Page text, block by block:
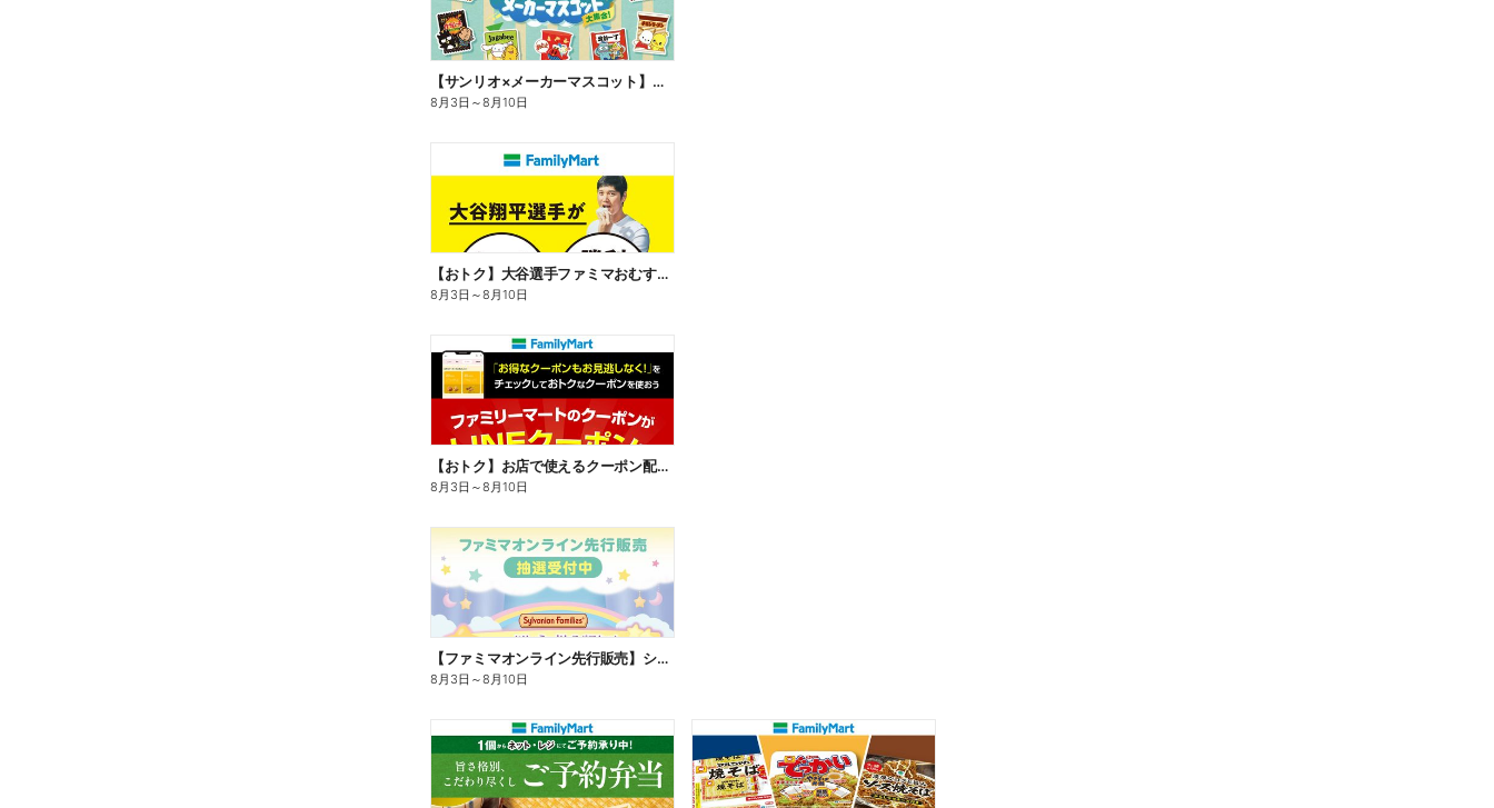
【サンリオ×メーカーマスコット】オリジナルグッズ貰える!
8月3日 ～8月10日
【おトク】大谷選手ファミマおむすび割
8月3日 ～8月10日
【おトク】お店で使えるクーポン配信中
8月3日 ～8月10日
【ファミマオンライン先行販売】シルバニアファミリー
8月3日 ～8月10日